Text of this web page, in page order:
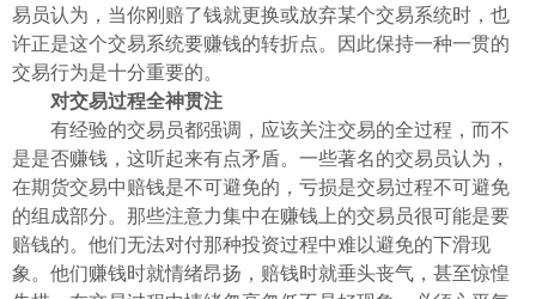
易员认为，当你刚赔了钱就更换或放弃某个交易系统时，也
许正是这个交易系统要赚钱的转折点。因此保持一种一贯的
交易行为是十分重要的。
对交易过程全神贯注
有经验的交易员都强调，应该关注交易的全过程，而不
是是否赚钱，这听起来有点矛盾。一些著名的交易员认为，
在期货交易中赔钱是不可避免的，亏损是交易过程不可避免
的组成部分。那些注意力集中在赚钱上的交易员很可能是要
赔钱的。他们无法对付那种投资过程中难以避免的下滑现
象。他们赚钱时就情绪昂扬，赔钱时就垂头丧气，甚至惊惶